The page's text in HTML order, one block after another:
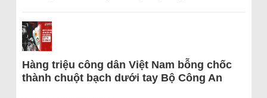
Hàng triệu công dân Việt Nam bỗng chốc
thành chuột bạch dưới tay Bộ Công An